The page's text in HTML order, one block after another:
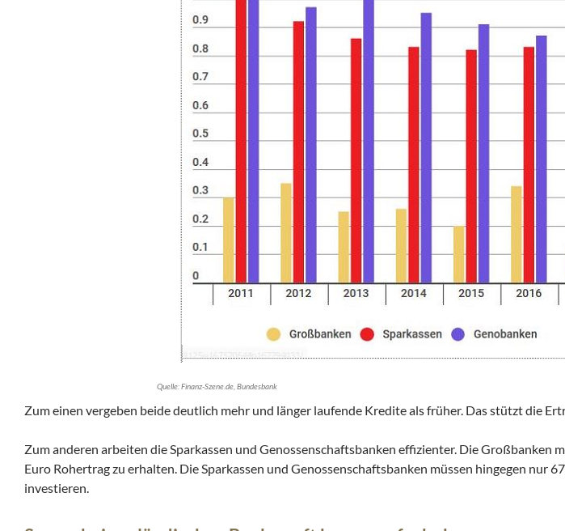
Quelle: Finanz-Szene.de, Bundesbank
Zum einen vergeben beide deutlich mehr und länger laufende Kredite als früher. Das stützt die
Zum anderen arbeiten die Sparkassen und Genossenschaftsbanken effizienter. Die Großbanken
Euro Rohertrag zu erhalten. Die Sparkassen und Genossenschaftsbanken müssen hingegen nur
investieren.